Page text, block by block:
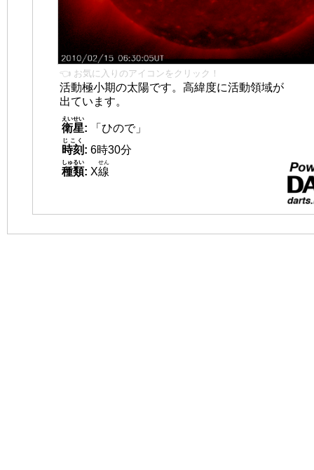
👈 お気に入りのアイコンをクリック！
活動極小期の太陽です。高緯度に活動領域が
出ています。
衛星
えいせい
:
「ひので」
時刻
じこく
: 6時30分
種類
しゅるい
: X線
せん